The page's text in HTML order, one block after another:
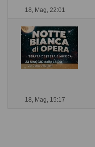
18, Mag, 22:01
18, Mag, 15:17